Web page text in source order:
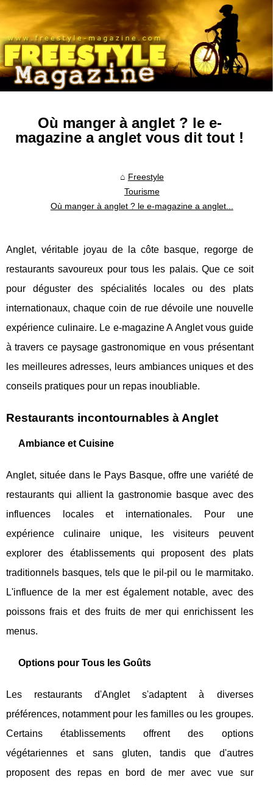
Où manger à anglet ? le e-
magazine a anglet vous dit tout !
Freestyle
Tourisme
Où manger à anglet ? le e-magazine a anglet...
Anglet, véritable joyau de la côte basque, regorge de
restaurants savoureux pour tous les palais. Que ce soit
pour déguster des spécialités locales ou des plats
internationaux, chaque coin de rue dévoile une nouvelle
expérience culinaire. Le e-magazine A Anglet vous guide
à travers ce paysage gastronomique en vous présentant
les meilleures adresses, leurs ambiances uniques et des
conseils pratiques pour un repas inoubliable.
Restaurants incontournables à Anglet
Ambiance et Cuisine
Anglet, située dans le Pays Basque, offre une variété de
restaurants qui allient la gastronomie basque avec des
influences locales et internationales. Pour une
expérience culinaire unique, les visiteurs peuvent
explorer des établissements qui proposent des plats
traditionnels basques, tels que le pil-pil ou le marmitako.
L'influence de la mer est également notable, avec des
poissons frais et des fruits de mer qui enrichissent les
menus.
Options pour Tous les Goûts
Les restaurants d'Anglet s'adaptent à diverses
préférences, notamment pour les familles ou les groupes.
Certains établissements offrent des options
végétariennes et sans gluten, tandis que d'autres
proposent des repas en bord de mer avec vue sur